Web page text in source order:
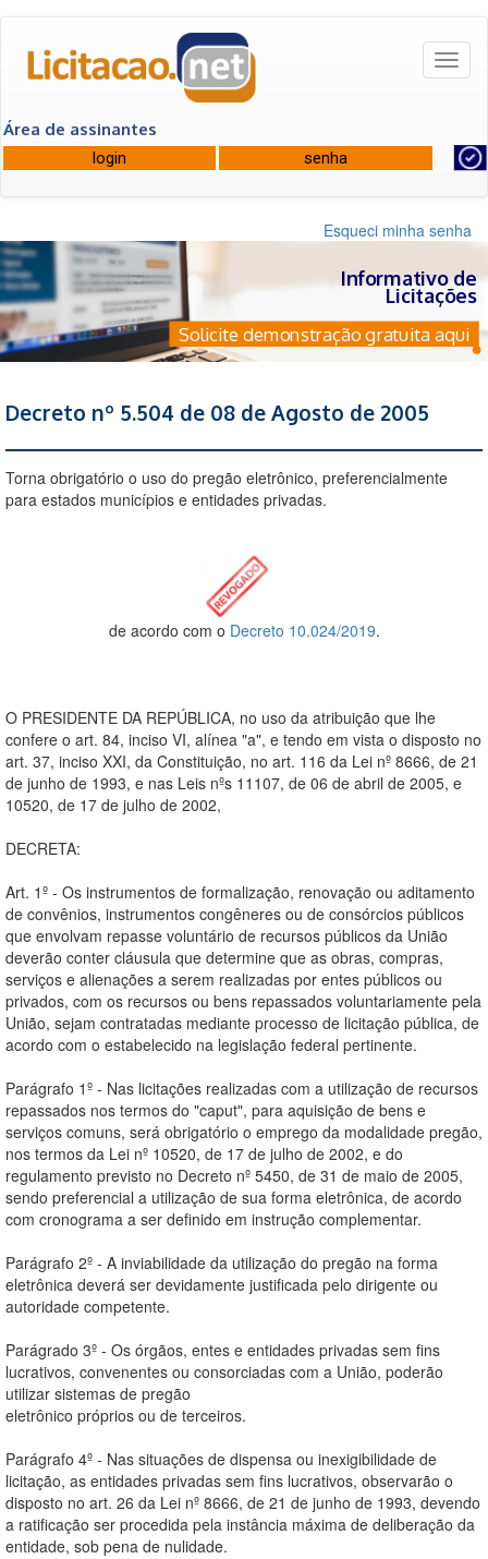
Área de assinantes
Esqueci minha senha
Informativo de
Licitações
Solicite demonstração gratuita aqui
Decreto nº 5.504 de 08 de Agosto de 2005
Torna obrigatório o uso do pregão eletrônico, preferencialmente
para estados municípios e entidades privadas.
de acordo com o Decreto 10.024/2019.
O PRESIDENTE DA REPÚBLICA, no uso da atribuição que lhe
confere o art. 84, inciso VI, alínea "a", e tendo em vista o disposto no
art. 37, inciso XXI, da Constituição, no art. 116 da Lei nº 8666, de 21
de junho de 1993, e nas Leis nºs 11107, de 06 de abril de 2005, e
10520, de 17 de julho de 2002,
DECRETA:
Art. 1º - Os instrumentos de formalização, renovação ou aditamento
de convênios, instrumentos congêneres ou de consórcios públicos
que envolvam repasse voluntário de recursos públicos da União
deverão conter cláusula que determine que as obras, compras,
serviços e alienações a serem realizadas por entes públicos ou
privados, com os recursos ou bens repassados voluntariamente pela
União, sejam contratadas mediante processo de licitação pública, de
acordo com o estabelecido na legislação federal pertinente.
Parágrafo 1º - Nas licitações realizadas com a utilização de recursos
repassados nos termos do "caput", para aquisição de bens e
serviços comuns, será obrigatório o emprego da modalidade pregão,
nos termos da Lei nº 10520, de 17 de julho de 2002, e do
regulamento previsto no Decreto nº 5450, de 31 de maio de 2005,
sendo preferencial a utilização de sua forma eletrônica, de acordo
com cronograma a ser definido em instrução complementar.
Parágrafo 2º - A inviabilidade da utilização do pregão na forma
eletrônica deverá ser devidamente justificada pelo dirigente ou
autoridade competente.
Parágrado 3º - Os órgãos, entes e entidades privadas sem fins
lucrativos, convenentes ou consorciadas com a União, poderão
utilizar sistemas de pregão
eletrônico próprios ou de terceiros.
Parágrafo 4º - Nas situações de dispensa ou inexigibilidade de
licitação, as entidades privadas sem fins lucrativos, observarão o
disposto no art. 26 da Lei nº 8666, de 21 de junho de 1993, devendo
a ratificação ser procedida pela instância máxima de deliberação da
entidade, sob pena de nulidade.